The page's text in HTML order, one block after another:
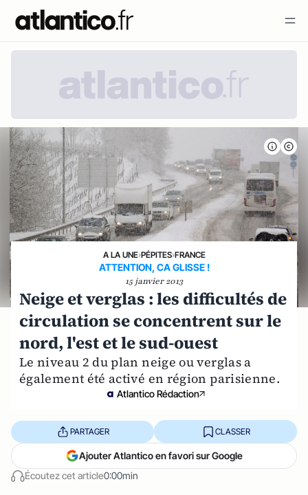
A LA UNE›PÉPITES›FRANCE
ATTENTION, CA GLISSE !
15 janvier 2013
Neige et verglas : les difficultés de
circulation se concentrent sur le
nord, l'est et le sud-ouest
Le niveau 2 du plan neige ou verglas a
également été activé en région parisienne.
Atlantico Rédaction
Écoutez cet article0:00min
PARTAGER CLASSER
Ajouter Atlantico en favori sur Google